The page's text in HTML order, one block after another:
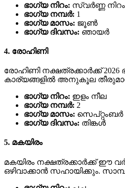
ഭാഗ്യ നിറം: സ്വർണ്ണ നിറം
ഭാഗ്യ നമ്പർ: 1
ഭാഗ്യ മാസം: ജൂൺ
ഭാഗ്യ ദിവസം: ഞായർ
4. രോഹിണി
രോഹിണി നക്ഷത്രക്കാർക്ക്
കാര്യങ്ങളിൽ അനുകൂല
ഭാഗ്യ നിറം: ഇളം നീല
ഭാഗ്യ നമ്പർ: 2
ഭാഗ്യ മാസം: സെപ്റ്റംബർ
ഭാഗ്യ ദിവസം: തിങ്കൾ
5. മകയിരം
മകയിരം നക്ഷത്രക്കാർക്ക് ഈ
ഒഴിവാക്കാൻ സഹായിക്കും.